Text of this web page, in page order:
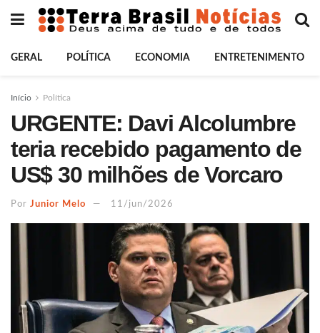
GERAL POLÍTICA ECONOMIA ENTRETENIMENTO
Início Política
URGENTE: Davi Alcolumbre
teria recebido pagamento de
US$ 30 milhões de Vorcaro
Por Junior Melo 11/jun/2026